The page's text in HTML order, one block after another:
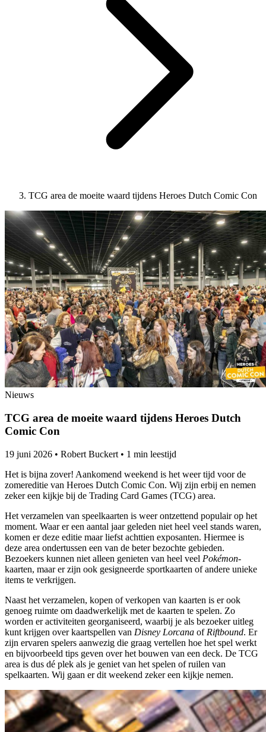
TCG area de moeite waard tijdens Heroes Dutch Comic Con
Nieuws
TCG area de moeite waard tijdens Heroes Dutch
Comic Con
19 juni 2026 • Robert Buckert • 1 min leestijd
Het is bijna zover! Aankomend weekend is het weer tijd voor de
zomereditie van Heroes Dutch Comic Con. Wij zijn erbij en nemen
zeker een kijkje bij de Trading Card Games (TCG) area.
Het verzamelen van speelkaarten is weer ontzettend populair op het
moment. Waar er een aantal jaar geleden niet heel veel stands waren,
komen er deze editie maar liefst achttien exposanten. Hiermee is
deze area ondertussen een van de beter bezochte gebieden.
Bezoekers kunnen niet alleen genieten van heel veel Pokémon-
kaarten, maar er zijn ook gesigneerde sportkaarten of andere unieke
items te verkrijgen.
Naast het verzamelen, kopen of verkopen van kaarten is er ook
genoeg ruimte om daadwerkelijk met de kaarten te spelen. Zo
worden er activiteiten georganiseerd, waarbij je als bezoeker uitleg
kunt krijgen over kaartspellen van Disney Lorcana of Riftbound. Er
zijn ervaren spelers aanwezig die graag vertellen hoe het spel werkt
en bijvoorbeeld tips geven over het bouwen van een deck. De TCG
area is dus dé plek als je geniet van het spelen of ruilen van
spelkaarten. Wij gaan er dit weekend zeker een kijkje nemen.